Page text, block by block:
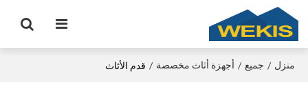
منزل / جميع / أجهزة أثاث مخصصة / قدم الأثاث